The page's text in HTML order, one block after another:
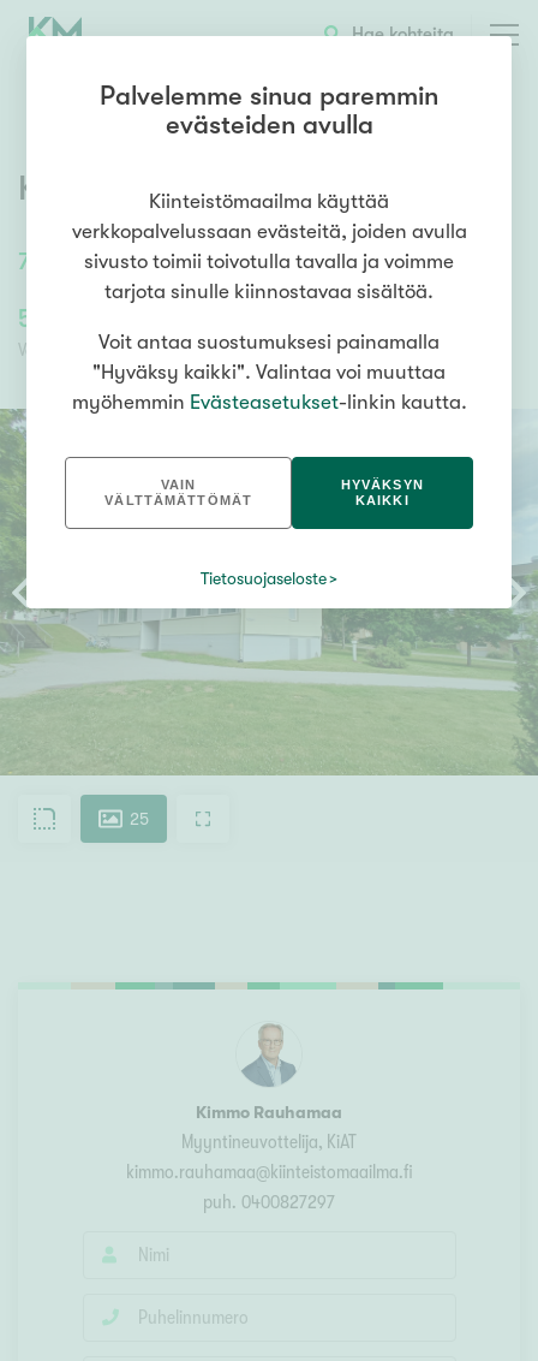
Hae kohteita
76 /76m² 3h+k+lp
Kontionkuja 3,Pahkavuori
59 500,00 €
Velaton hinta Myyntihinta
25
Kimmo Rauhamaa
Myyntineuvottelija, KiAT
kimmo.rauhamaa@kiinteistomaailma.fi
puh. 0400827297
Palvelemme sinua paremmin
evästeiden avulla
Kiinteistömaailma käyttää
verkkopalvelussaan evästeitä, joiden avulla
sivusto toimii toivotulla tavalla ja voimme
tarjota sinulle kiinnostavaa sisältöä.
Voit antaa suostumuksesi painamalla
"Hyväksy kaikki". Valintaa voi muuttaa
myöhemmin Evästeasetukset-linkin kautta.
VAIN
VÄLTTÄMÄTTÖMÄT
HYVÄKSYN
KAIKKI
Tietosuojaseloste